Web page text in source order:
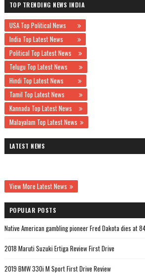
TOP TRENDING NEWS INDIA
USA Top Political News
India Top Latest News
Political Top Latest News
Telugu Top Latest News
Hindi Top Latest News
Tamil Top Latest News
Kannada Top Latest News
Malayalam Top Latest News
LATEST NEWS
View More Latest News
POPULAR POSTS
Native American gambling pioneer Fred Dakota dies at
2018 Maruti Suzuki Ertiga Review First Drive
2019 BMW 330i M Sport First Drive Review